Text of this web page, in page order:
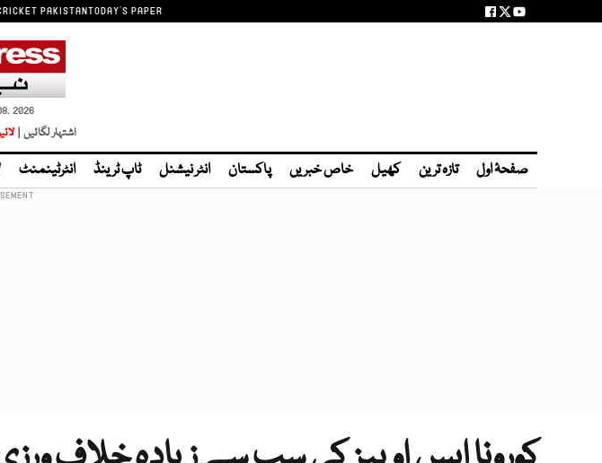
PAKISTANTODAY'S PAPER
2026
اشتہار لگائیں |
صفحۂ اول تازہ ترین کھیل خاص خبریں پاکستان انٹر نیشنل ٹاپ ٹرینڈ انٹرٹینمنٹ